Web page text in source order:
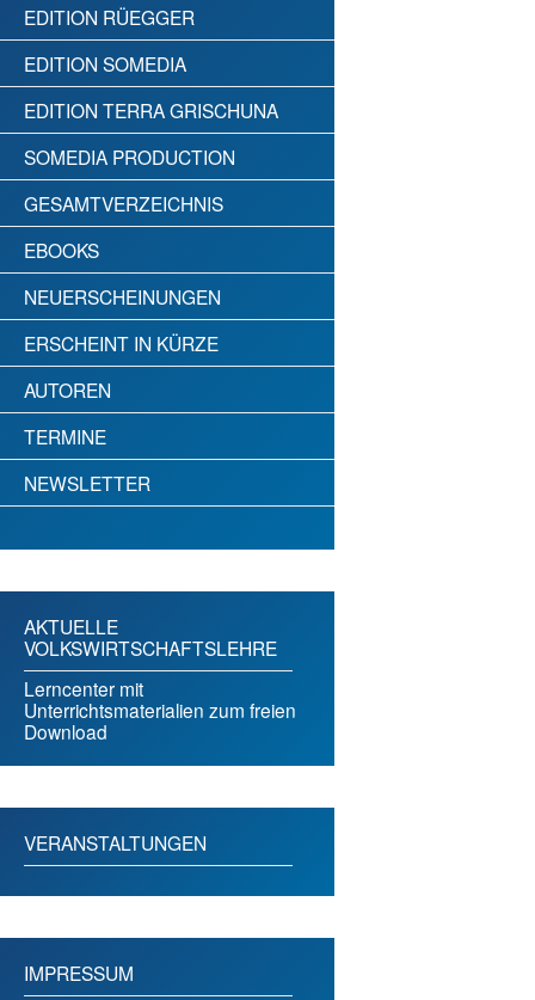
EDITION RÜEGGER
EDITION SOMEDIA
EDITION TERRA GRISCHUNA
SOMEDIA PRODUCTION
GESAMTVERZEICHNIS
EBOOKS
NEUERSCHEINUNGEN
ERSCHEINT IN KÜRZE
AUTOREN
TERMINE
NEWSLETTER
AKTUELLE
VOLKSWIRTSCHAFTSLEHRE
Lerncenter mit
Unterrichtsmaterialien zum freien
Download
VERANSTALTUNGEN
IMPRESSUM